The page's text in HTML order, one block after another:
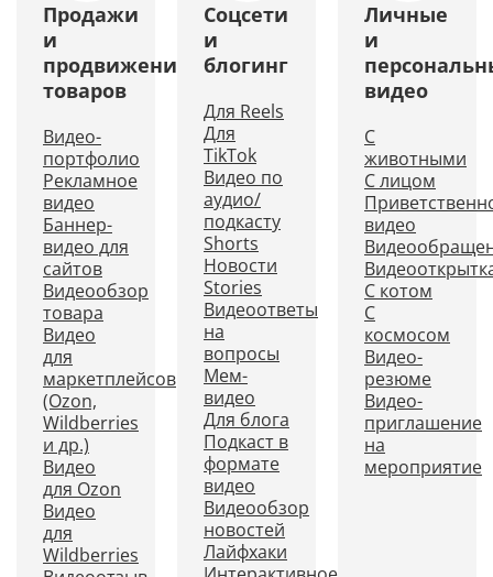
Продажи
и
продвижение
товаров
Видео-
портфолио
Рекламное
видео
Баннер-
видео для
сайтов
Видеообзор
товара
Видео
для
маркетплейсов
(Ozon,
Wildberries
и др.)
Видео
для Ozon
Видео
для
Wildberries
Соцсети
и
блогинг
Для Reels
Для
TikTok
Видео по
аудио/
подкасту
Shorts
Новости
Stories
Видеоответы
на
вопросы
Мем-
видео
Для блога
Подкаст в
формате
видео
Видеообзор
новостей
Лайфхаки
Личные
и
видео
С
животными
С лицом
видео
С котом
С
космосом
Видео-
резюме
Видео-
приглашение
на
мероприятие